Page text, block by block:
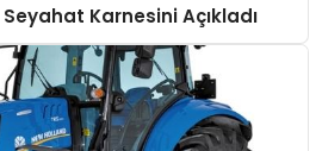
Karnesini Açıkladı